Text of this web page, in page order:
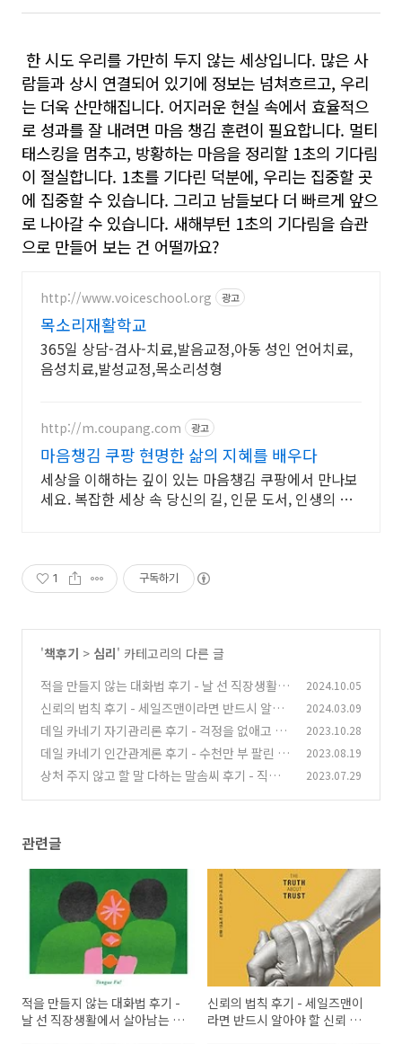
한 시도 우리를 가만히 두지 않는 세상입니다. 많은 사
람들과 상시 연결되어 있기에 정보는 넘쳐흐르고, 우리
는 더욱 산만해집니다. 어지러운 현실 속에서 효율적으
로 성과를 잘 내려면 마음 챙김 훈련이 필요합니다. 멀티
태스킹을 멈추고, 방황하는 마음을 정리할 1초의 기다림
이 절실합니다. 1초를 기다린 덕분에, 우리는 집중할 곳
에 집중할 수 있습니다. 그리고 남들보다 더 빠르게 앞으
로 나아갈 수 있습니다. 새해부턴 1초의 기다림을 습관
으로 만들어 보는 건 어떨까요?
http://www.voiceschool.org 광고
목소리재활학교
365일 상담-검사-치료,발음교정,아동 성인 언어치료,
음성치료,발성교정,목소리성형
http://m.coupang.com 광고
마음챙김 쿠팡 현명한 삶의 지혜를 배우다
세상을 이해하는 깊이 있는 마음챙김 쿠팡에서 만나보
세요. 복잡한 세상 속 당신의 길, 인문 도서, 인생의 나
1 구독하기
'책후기 > 심리' 카테고리의 다른 글
적을 만들지 않는 대화법 후기 - 날 선 직장생활에
서 살아남는 현명한 대화 기술
(13)
2024.10.05
신뢰의 법칙 후기 - 세일즈맨이라면 반드시 알아
야 할 신뢰 구축의 원칙
(2)
2024.03.09
데일 카네기 자기관리론 후기 - 걱정을 없애고 새
삶을 시작하는 카네기의 처방
(2)
2023.10.28
데일 카네기 인간관계론 후기 - 수천만 부 팔린 카
네기의 인간관계 원칙 (1)
2023.08.19
상처 주지 않고 할 말 다하는 말솜씨 후기 - 직장
2023.07.29
관련글
적을 만들지 않는 대화법 후기 -
날 선 직장생활에서 살아남는 현
신뢰의 법칙 후기 - 세일즈맨이
라면 반드시 알아야 할 신뢰 구